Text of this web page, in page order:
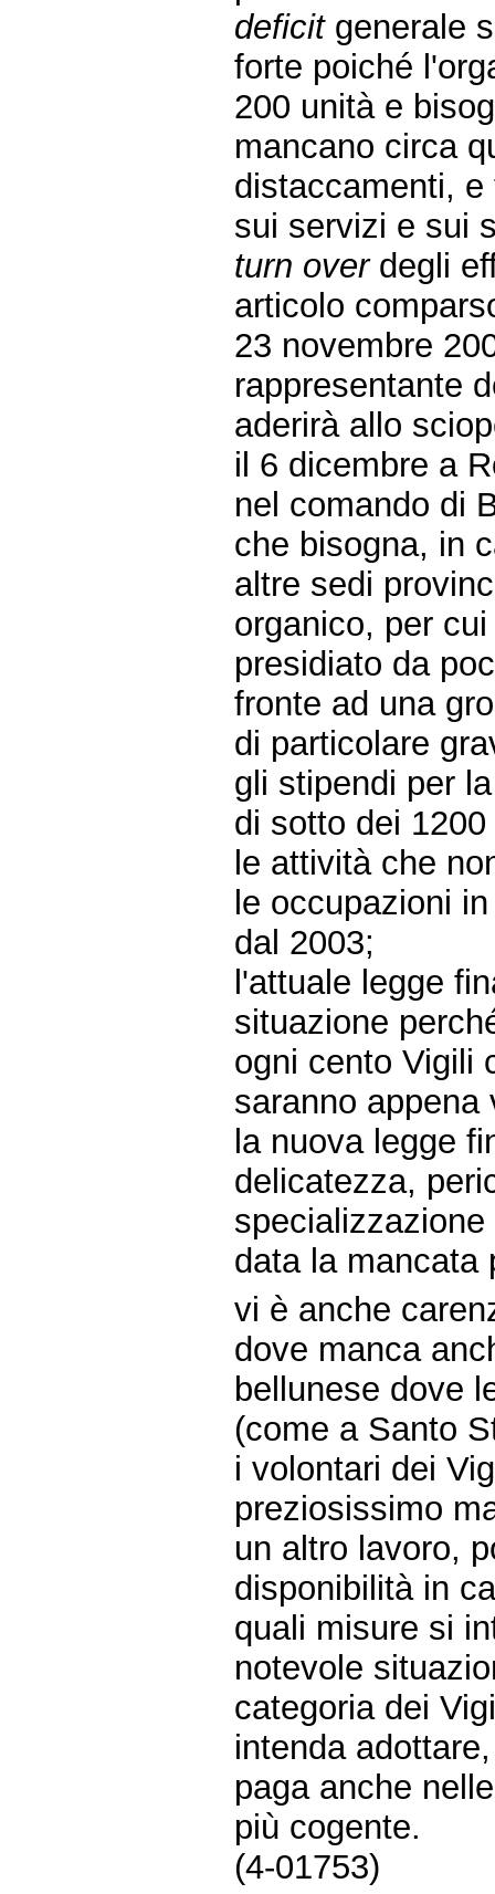
deficitgenerale
forte poiché
200 unità e
mancano circa
distaccamenti,
sui servizi e sui
turn overdegli
articolo
23 novembre
rappresentante
aderirà allo
il 6 dicembre a
nel comando di
che bisogna, in
altre sedi
organico, per
presidiato da
fronte ad una
di particolare
gli stipendi per
di sotto dei
le attività che
le occupazioni
dal 2003;
l'attuale legge
situazione
ogni cento Vigili
saranno
la nuova legge
delicatezza,
data la mancata
vi è anche
dove manca
bellunese dove
(come a Santo
i volontari dei
preziosissimo
un altro lavoro,
disponibilità in
quali misure si
notevole
categoria dei
intenda
paga anche
più cogente.
(4-01753)